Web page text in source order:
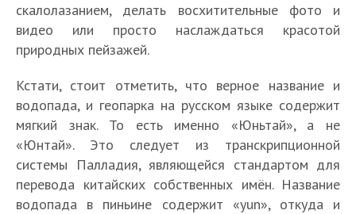
скалолазанием, делать восхитительные фото и
видео или просто наслаждаться красотой
природных пейзажей.
Кстати, стоит отметить, что верное название и
водопада, и геопарка на русском языке содержит
мягкий знак. То есть именно «Юньтай», а не
«Юнтай». Это следует из транскрипционной
системы Палладия, являющейся стандартом для
перевода китайских собственных имён. Название
водопада в пиньине содержит «yun», откуда и